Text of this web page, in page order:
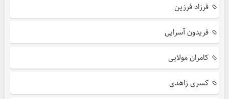
فرزاد فرزین
فریدون آسرایی
کامران مولایی
کسری زاهدی